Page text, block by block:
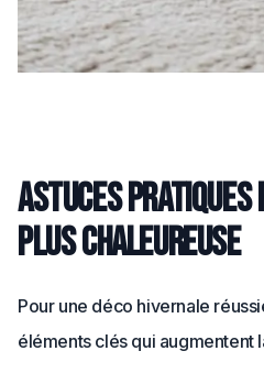
Astuces pratiques
plus chaleureuse
Pour une déco hivernale
éléments clés qui augmentent